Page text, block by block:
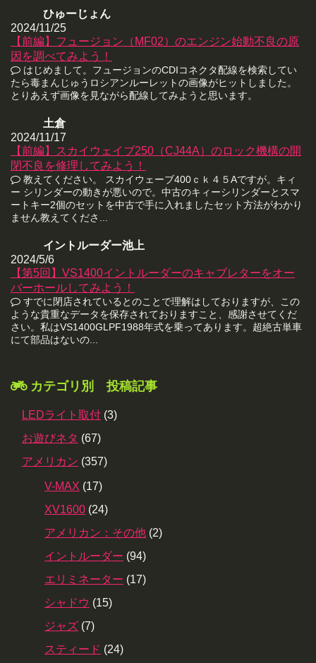
ひゅーじょん
2024/11/25
【前編】フュージョン（MF02）のエンジン始動不良の原
因を調べてみよう！
はじめまして。フュージョンのCDIコネクタ配線を検索してい
たら毒まんじゅうロシアンルーレットの画像がヒットしました。
とりあえず画像を見ながら配線してみようと思います。
土倉
2024/11/17
【前編】スカイウェイブ250（CJ44A）のロック機構の開
閉不良を修理してみよう！
教えてください。 スカイウェーブ400ｃｋ４５Aですが。キィ
ー シリンダーの動きが悪いので。中古のキィーシリンダーとスマ
ートキー2個のセットを中古で手に入れましたセット方法がわかり
ません教えてくださ...
イントルーダー池上
2024/5/6
【第5回】VS1400イントルーダーのキャブレターをオー
バーホールしてみよう！
すでに閉店されているとのことで理解はしておりますが、この
ような貴重なデータを保存されておりますこと、感謝させてくだ
さい。私はVS1400GLPF1988年式を乗ってあります。超絶古単車
にて部品はないの...
カテゴリ別 投稿記事
LEDライト取付 (3)
お遊びネタ (67)
アメリカン (357)
V-MAX (17)
XV1600 (24)
アメリカン：その他 (2)
イントルーダー (94)
エリミネーター (17)
シャドウ (15)
ジャズ (7)
スティード (24)